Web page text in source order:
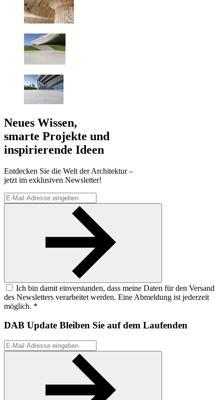
Neues Wissen,
smarte Projekte und
inspirierende Ideen
Entdecken Sie die Welt der Architektur –
jetzt im exklusiven Newsletter!
Ich bin damit einverstanden, dass meine Daten für den Versand
des Newsletters verarbeitet werden. Eine Abmeldung ist jederzeit
möglich. *
DAB Update Bleiben Sie auf dem Laufenden